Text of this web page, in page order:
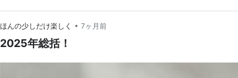
ほんの少しだけ楽しく • 7ヶ月前
2025年総括！